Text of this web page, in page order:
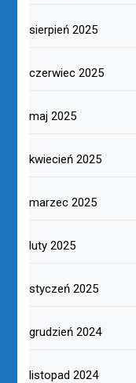
sierpień 2025
czerwiec 2025
maj 2025
kwiecień 2025
marzec 2025
luty 2025
styczeń 2025
grudzień 2024
listopad 2024